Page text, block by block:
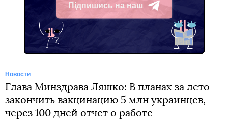
Підпишись на наш
Telegram
Новости
Глава Минздрава Ляшко: В планах за лето
закончить вакцинацию 5 млн украинцев,
через 100 дней отчет о работе